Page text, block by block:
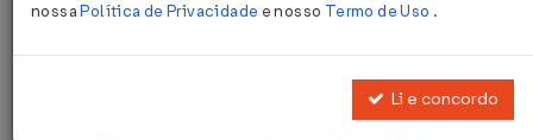
Decreto Nº 35382 DE 25/11/2014
nossaPolítica de Privacidade e nosso Termo de Uso .
Li e concordo